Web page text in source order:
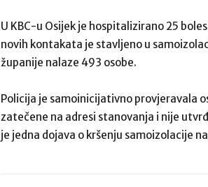
U KBC-u Osijek je hospitalizirano 25
novih kontakata je stavljeno u
županije nalaze 493 osobe.
Policija je samoinicijativno provjeravala
zatečene na adresi stanovanja i nije
je jedna dojava o kršenju samoizolacije